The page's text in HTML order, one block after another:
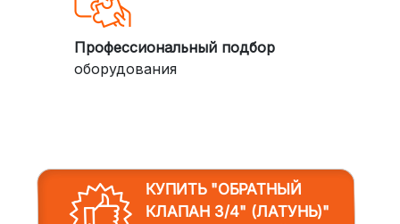
Профессиональный подбор
оборудования
КУПИТЬ "ОБРАТНЫЙ
КЛАПАН 3/4" (ЛАТУНЬ)"